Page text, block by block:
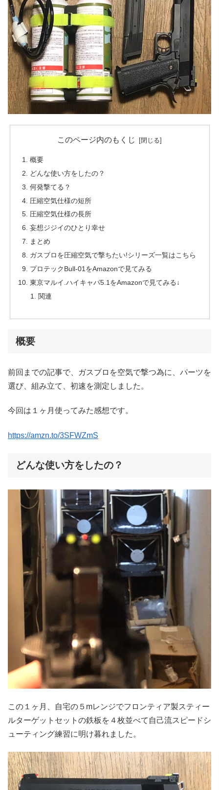
このページ内のもくじ
概要
どんな使い方をしたの？
何発撃てる？
圧縮空気仕様の短所
圧縮空気仕様の長所
妄想ジジイのひとり幸せ
まとめ
ガスブロを圧縮空気で撃ちたい!シリーズ一覧はこちら
プロテックBull-01をAmazonで見てみる
東京マルイ.ハイキャパ5.1をAmazonで見てみる↓
関連
概要
前回までの記事で、ガスブロを空気で撃つ為に、パーツを
選び、組み立て、初速を測定しました。
今回は１ヶ月使ってみた感想です。
https://amzn.to/3SFWZmS
どんな使い方をしたの？
この１ヶ月、自宅の５mレンジでフロンティア製スティー
ルターゲットセットの鉄板を４枚並べて自己流スピードシ
ューティング練習に明け暮れました。